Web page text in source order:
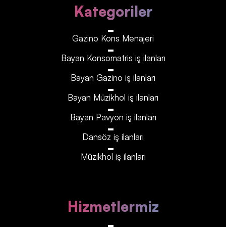
Kategoriler
Gazino Kons Menajeri
Bayan Konsomatris iş ilanları
Bayan Gazino iş ilanları
Bayan Müzikhol iş ilanları
Bayan Pavyon iş ilanları
Dansöz iş ilanları
Müzikhol iş ilanları
Hizmetlermiz